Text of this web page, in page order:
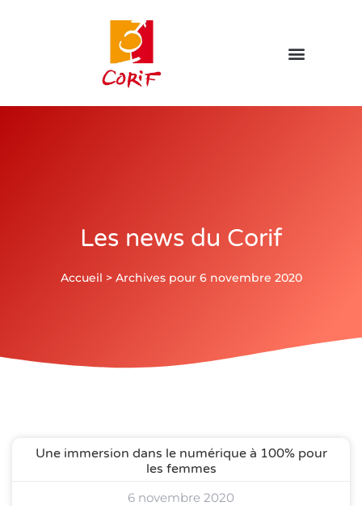
Les news du Corif
Accueil > Archives pour 6 novembre 2020
Une immersion dans le numérique à 100% pour
les femmes
6 novembre 2020